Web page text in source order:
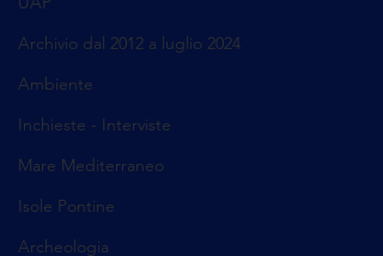
Archivio dal 2012 a luglio 2024
Ambiente
Inchieste - Interviste
Mare Mediterraneo
Isole Pontine
Archeologia